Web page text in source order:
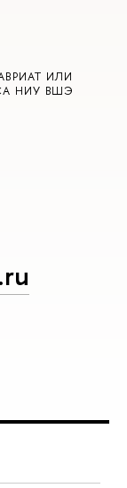
ИЛИ
НИУ ВШЭ